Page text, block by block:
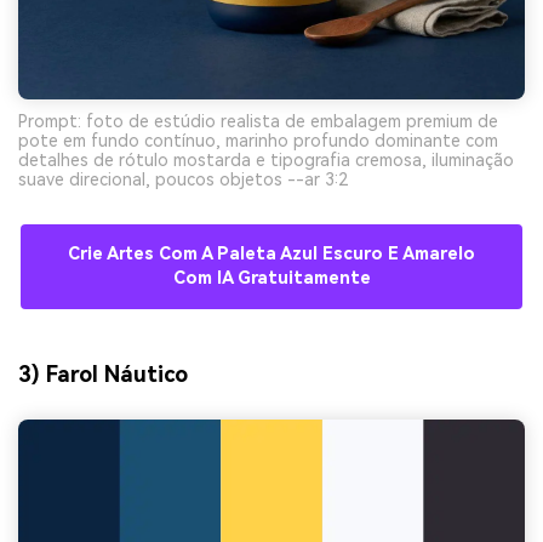
Prompt: foto de estúdio realista de embalagem premium de
pote em fundo contínuo, marinho profundo dominante com
detalhes de rótulo mostarda e tipografia cremosa, iluminação
suave direcional, poucos objetos --ar 3:2
Crie Artes Com A Paleta Azul Escuro E Amarelo
Com IA Gratuitamente
3) Farol Náutico